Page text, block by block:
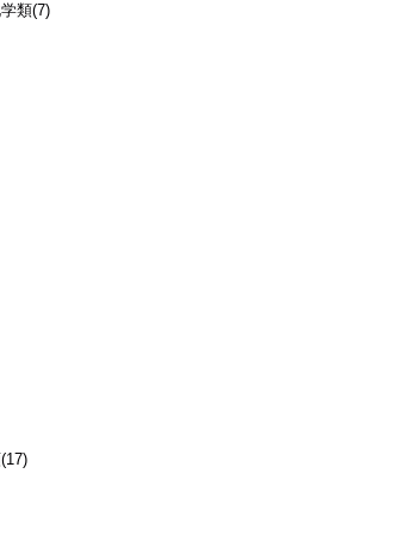
類(7)
(17)